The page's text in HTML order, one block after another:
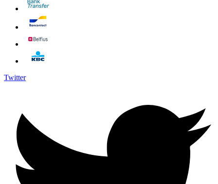
Twitter